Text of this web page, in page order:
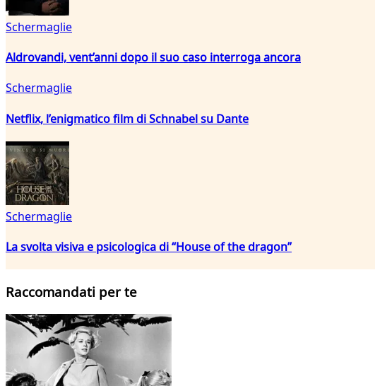
Schermaglie
Aldrovandi, vent’anni dopo il suo caso interroga ancora
Schermaglie
Netflix, l’enigmatico film di Schnabel su Dante
Schermaglie
La svolta visiva e psicologica di “House of the dragon”
Raccomandati per te